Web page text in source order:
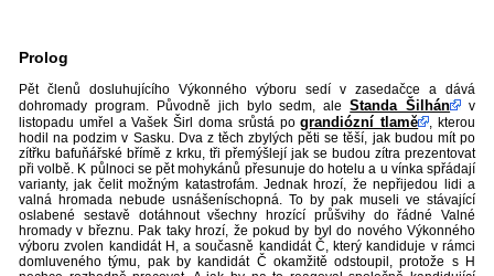
Prolog
Pět členů dosluhujícího Výkonného výboru sedí v zasedačce a dává
dohromady program. Původně jich bylo sedm, aleStanda Šilhán
v
listopadu umřel a Vašek Širl doma srůstá pograndiózní tlamě
, kterou
hodil na podzim v Sasku. Dva z těch zbylých pěti se těší, jak budou mít po
zítřku bafuňářské břímě z krku, tři přemýšlejí jak se budou zítra prezentovat
při volbě. K půlnoci se pět mohykánů přesunuje do hotelu a u vínka spřádají
varianty, jak čelit možným katastrofám. Jednak hrozí, že nepřijedou lidi a
valná hromada nebude usnášeníschopná. To by pak museli ve stávající
oslabené sestavě dotáhnout všechny hrozící průšvihy do řádné Valné
hromady v březnu. Pak taky hrozí, že pokud by byl do nového Výkonného
výboru zvolen kandidát H, a současně kandidát Č, který kandiduje v rámci
domluveného týmu, pak by kandidát Č okamžitě odstoupil, protože s H